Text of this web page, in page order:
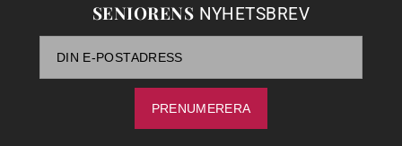
SENIORENS NYHETSBREV